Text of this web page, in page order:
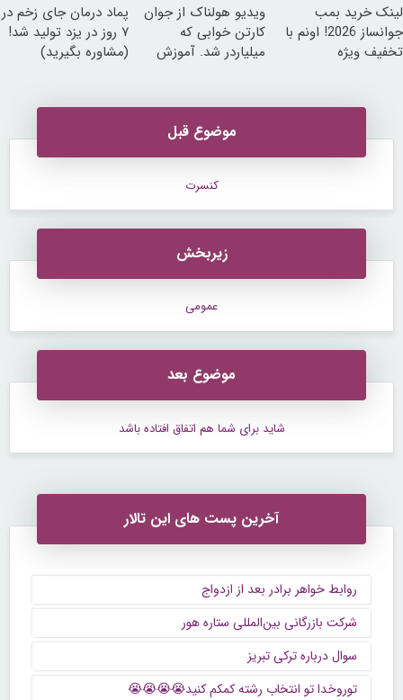
لینک خرید بمب
جوانساز 2026! اونم با
تخفیف ویژه
ویدیو هولناک از جوان
کارتن خوابی که
میلیاردر شد. آموزش
پماد درمان جای زخم در
۷ روز در یزد تولید شد!
(مشاوره بگیرید)
موضوع قبل
کنسرت
زیربخش
عمومی
موضوع بعد
شاید برای شما هم اتفاق افتاده باشد
آخرین پست های این تالار
روابط خواهر برادر بعد از ازدواج
شرکت بازرگانی بین‌المللی ستاره هور
سوال درباره ترکی تبریز
توروخدا تو انتخاب رشته کمکم کنید😭😭😭😭